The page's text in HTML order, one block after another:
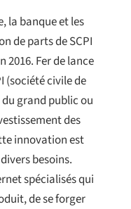
la banque et les
de parts de SCPI
Fer de lance
(société civile de
grand public ou
des
innovation est
besoins.
spécialisés qui
de se forger